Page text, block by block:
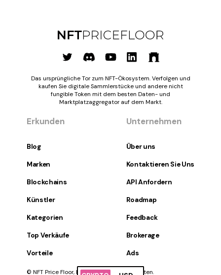
Das ursprüngliche Tor zum NFT-Ökosystem. Verfolgen und
kaufen Sie digitale Sammlerstücke und andere nicht
fungible Token mit dem besten Daten- und
Marktplatzaggregator auf dem Markt.
Erkunden
Blog
Marken
Blockchains
Künstler
Kategorien
Top Verkäufe
Vorteile
Unternehmen
Über uns
Kontaktieren Sie Uns
API Anfordern
Roadmap
Feedback
Brokerage
Ads
© NFT Price Floor, Inc. Alle Rechte vorbehalten.